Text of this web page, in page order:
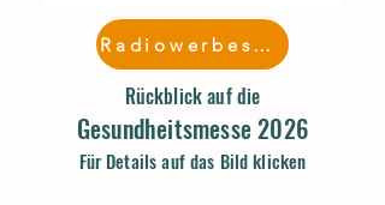
Radiowerbespot
Rückblick auf die
Gesundheitsmesse 2026
Für Details auf das Bild klicken